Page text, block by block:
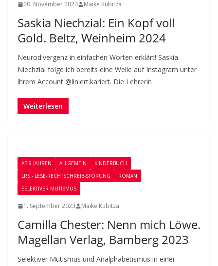
20. November 2024 Maike Kubitza
Saskia Niechzial: Ein Kopf voll
Gold. Beltz, Weinheim 2024
Neurodivergenz in einfachen Worten erklärt! Saskia
Niechzial folge ich bereits eine Weile auf Instagram unter
ihrem Account @liniert.kariert. Die Lehrerin
Weiterlesen
AB 9 JAHREN ALLGEMEIN
KINDERBUCH
LRS - LESE-RECHTSCHREIB-STÖRUNG
ROMAN
SELEKTIVER MUTISMUS
1. September 2023 Maike Kubitza
Camilla Chester: Nenn mich Löwe.
Magellan Verlag, Bamberg 2023
Selektiver Mutismus und Analphabetismus in einer